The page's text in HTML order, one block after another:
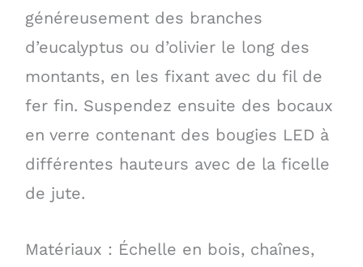
généreusement des branches
d’eucalyptus ou d’olivier le long des
montants, en les fixant avec du fil de
fer fin. Suspendez ensuite des bocaux
en verre contenant des bougies LED à
différentes hauteurs avec de la ficelle
de jute.
Matériaux : Échelle en bois, chaînes,